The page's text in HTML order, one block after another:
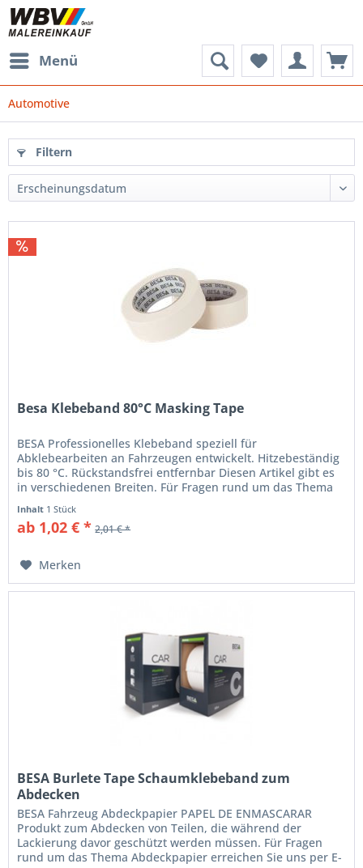
Menü
Automotive
Filtern
Besa Klebeband 80°C Masking Tape
BESA Professionelles Klebeband speziell für
Abklebearbeiten an Fahrzeugen entwickelt. Hitzebeständig
bis 80 °C. Rückstandsfrei entfernbar Diesen Artikel gibt es
in verschiedenen Breiten. Für Fragen rund um das Thema
Inhalt 1 Stück
ab 1,02 € * 2,01 € *
Merken
BESA Burlete Tape Schaumklebeband zum
Abdecken
BESA Fahrzeug Abdeckpapier PAPEL DE ENMASCARAR
Produkt zum Abdecken von Teilen, die während der
Lackierung davor geschützt werden müssen. Für Fragen
rund um das Thema Abdeckpapier erreichen Sie uns per E-